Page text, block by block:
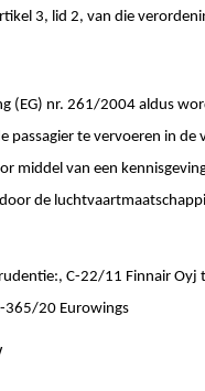
3, lid 2, van die
(EG) nr. 261/2004 aldus
passagier te vervoeren in
middel van een
de
C-22/11 Finnair
365/20 Eurowings